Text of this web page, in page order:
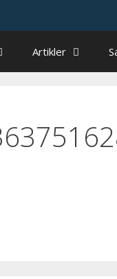
Artikler